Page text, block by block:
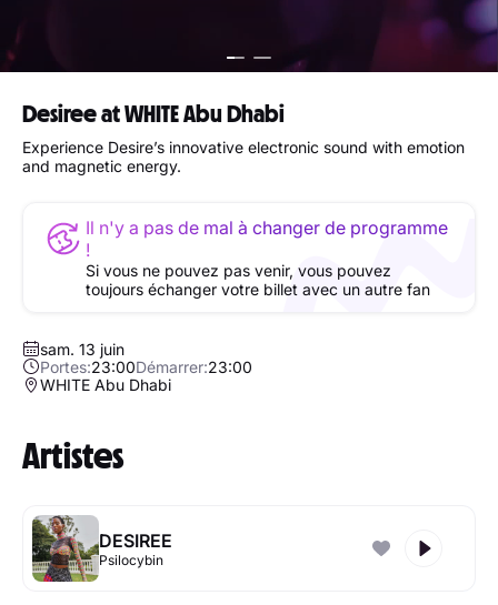
Desiree at WHITE Abu Dhabi
Experience Desire’s innovative electronic sound with emotion
and magnetic energy.
Il n'y a pas de mal à changer de programme
!
Si vous ne pouvez pas venir, vous pouvez
toujours échanger votre billet avec un autre fan
sam. 13 juin
Portes:23:00Démarrer:23:00
WHITE Abu Dhabi
Artistes
DESIREE
Psilocybin